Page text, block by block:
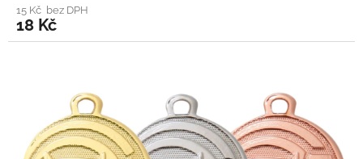
15 Kč bez DPH
18 Kč